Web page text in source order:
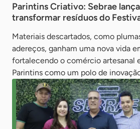
Parintins Criativo: Sebrae
transformar resíduos do
Materiais descartados, como
adereços, ganham uma nova vida
fortalecendo o comércio artesanal
Parintins como um polo de